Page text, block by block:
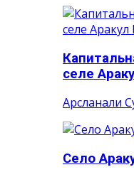
селе
Арсланали
Село